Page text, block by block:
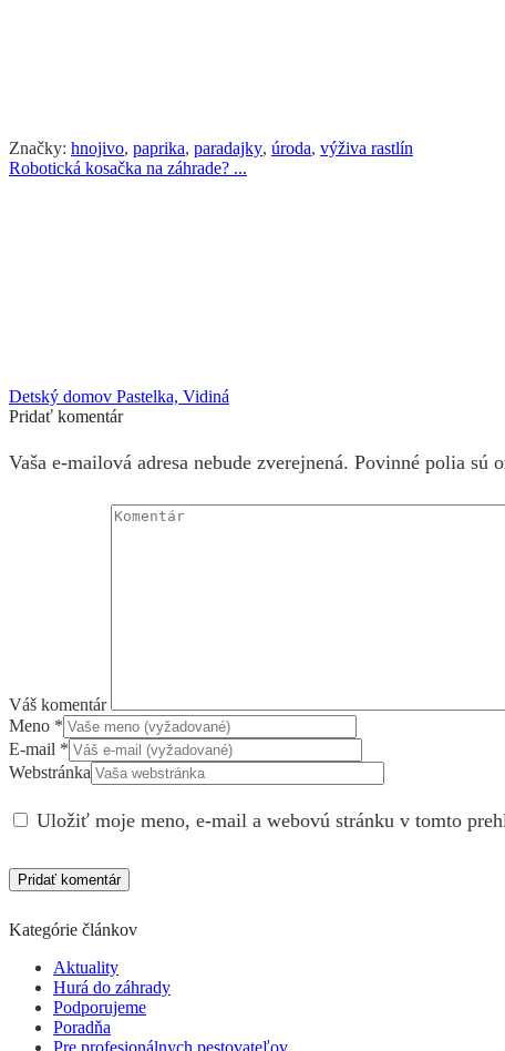
Značky: hnojivo, paprika, paradajky, úroda, výživa rastlín
Robotická kosačka na záhrade? ...
Detský domov Pastelka, Vidiná
Pridať komentár
Vaša e-mailová adresa nebude zverejnená. Povinné polia sú
Váš komentár
Meno *
E-mail *
Webstránka
Uložiť moje meno, e-mail a webovú stránku v tomto
Kategórie článkov
Aktuality
Hurá do záhrady
Podporujeme
Poradňa
Pre profesionálnych pestovateľov